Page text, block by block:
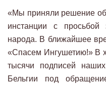
«Мы приняли решение
инстанции с просьбой
народа. В ближайшее
«Спасем Ингушетию!» В
тысячи подписей
Бельгии под